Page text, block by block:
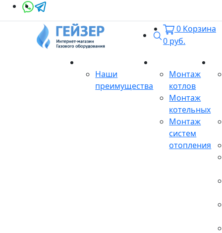
Поиск
0 Корзина
0 руб.
Наши
преимущества
Монтаж
котлов
Монтаж
котельных
Монтаж
систем
отопления